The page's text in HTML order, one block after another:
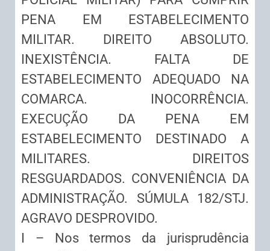
PENA EM ESTABELECIMENTO
MILITAR. DIREITO ABSOLUTO.
INEXISTÊNCIA. FALTA DE
ESTABELECIMENTO ADEQUADO NA
COMARCA. INOCORRÊNCIA.
EXECUÇÃO DA PENA EM
ESTABELECIMENTO DESTINADO A
MILITARES. DIREITOS
RESGUARDADOS. CONVENIÊNCIA DA
ADMINISTRAÇÃO. SÚMULA 182/STJ.
AGRAVO DESPROVIDO.
I – Nos termos da jurisprudência